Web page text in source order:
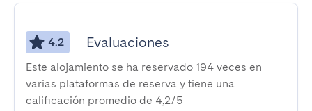
4.2 Evaluaciones
Este alojamiento se ha reservado 194 veces en
varias plataformas de reserva y tiene una
calificación promedio de 4,2/5